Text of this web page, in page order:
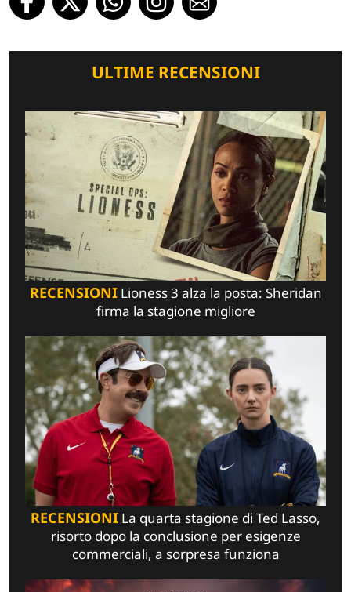
ULTIME RECENSIONI
RECENSIONILioness 3 alza la posta: Sheridan
firma la stagione migliore
RECENSIONI La quarta stagione di Ted Lasso,
risorto dopo la conclusione per esigenze
commerciali, a sorpresa funziona